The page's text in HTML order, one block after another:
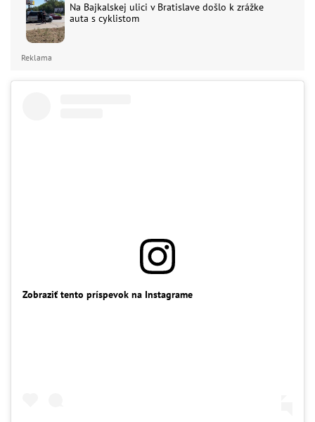
Na Bajkalskej ulici v Bratislave došlo k zrážke
auta s cyklistom
Reklama
Zobraziť tento príspevok na Instagrame